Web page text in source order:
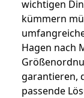
wichtigen
kümmern
Hagen nach
garantieren,
passende